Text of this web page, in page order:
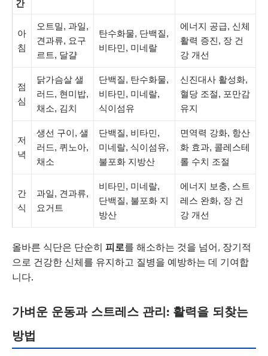
간
아
침
오트밀, 과일,
견과류, 요구
르트, 달걀
탄수화물, 단백질,
비타민, 미네랄
에너지 공급, 신체
활력 증진, 장 건
강 개선
점
심
닭가슴살 샐
러드, 현미밥,
채소, 김치
단백질, 탄수화물,
비타민, 미네랄,
식이섬유
신진대사 활성화,
혈당 조절, 포만감
유지
저
녁
생선 구이, 샐
러드, 퀴노아,
채소
단백질, 비타민,
미네랄, 식이섬유,
불포화 지방산
면역력 강화, 항산
화 효과, 콜레스테
롤 수치 조절
간
식
과일, 견과류,
요거트
비타민, 미네랄,
단백질, 불포화 지
방산
에너지 보충, 스트
레스 완화, 장 건
강 개선
올바른 식단은 단순히 피로를 해소하는 것을 넘어, 장기적
으로 건강한 신체를 유지하고 질병을 예방하는 데 기여합
니다.
가벼운 운동과 스트레스 관리: 활력을 되찾는
방법